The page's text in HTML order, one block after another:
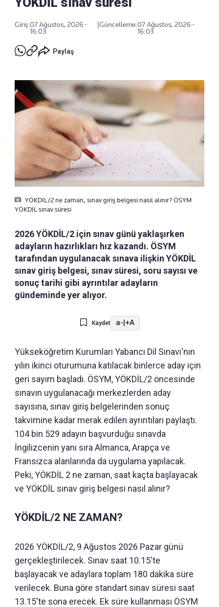
Giriş:07 Ağustos, 2026 -
16:03
|Güncelleme:07 Ağustos, 2026 -
16:03
Paylaş
YÖKDİL/2 ne zaman, sınav giriş belgesi nasıl alınır? ÖSYM
YÖKDİL sınav süresi
2026 YÖKDİL/2 için sınav günü yaklaşırken
adayların hazırlıkları hız kazandı. ÖSYM
tarafından uygulanacak sınava ilişkin YÖKDİL
sınav giriş belgesi, sınav süresi, soru sayısı ve
sonuç tarihi gibi ayrıntılar adayların
gündeminde yer alıyor.
Kaydet a-|+A
Yükseköğretim Kurumları Yabancı Dil Sınavı'nın
yılın ikinci oturumuna katılacak binlerce aday için
geri sayım başladı. ÖSYM, YÖKDİL/2 öncesinde
sınavın uygulanacağı merkezlerden aday
sayısına, sınav giriş belgelerinden sonuç
takvimine kadar merak edilen ayrıntıları paylaştı.
104 bin 529 adayın başvurduğu sınavda
İngilizcenin yanı sıra Almanca, Arapça ve
Fransızca alanlarında da uygulama yapılacak.
Peki, YÖKDİL 2 ne zaman, saat kaçta başlayacak
ve YÖKDİL sınav giriş belgesi nasıl alınır?
YÖKDİL/2 NE ZAMAN?
2026 YÖKDİL/2, 9 Ağustos 2026 Pazar günü
gerçekleştirilecek. Sınav saat 10.15'te
başlayacak ve adaylara toplam 180 dakika süre
verilecek. Buna göre standart sınav süresi saat
13.15'te sona erecek. Ek süre kullanması ÖSYM